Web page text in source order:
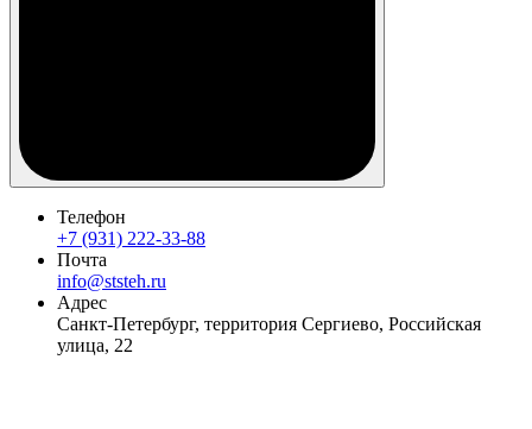
Телефон
+7 (931) 222-33-88
Почта
info@ststeh.ru
Адрес
Санкт-Петербург, территория Сергиево, Российская
улица, 22